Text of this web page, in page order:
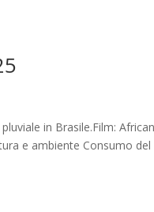
in Brasile.Film:
e ambiente Consumo